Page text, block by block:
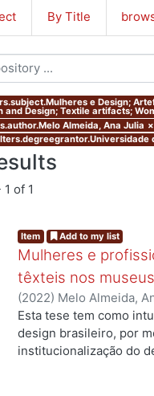
By Title
e Design;
and Design; Textile artifacts;
Almeida, Ana Julia ×
1 of 1
Item Add to my list
Mulheres e
têxteis nos
(2022) Melo Almeida,
Esta tese tem como
design brasileiro, por
institucionalização do